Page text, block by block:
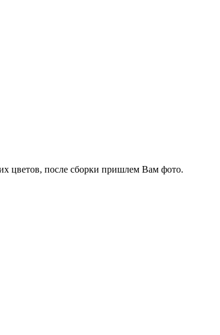
цветов, после сборки пришлем Вам фото.